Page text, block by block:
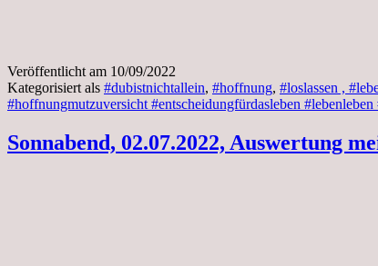
Veröffentlicht am 10/09/2022
Kategorisiert als #dubistnichtallein, #hoffnung, #loslassen ,
#hoffnungmutzuversicht #entscheidungfürdasleben
Sonnabend, 02.07.2022, Auswertung